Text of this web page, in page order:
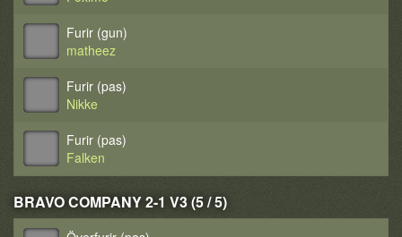
Furir (gun)
matheez
Furir (pas)
Nikke
Furir (pas)
Falken
BRAVO COMPANY 2-1 V3 (5 / 5)